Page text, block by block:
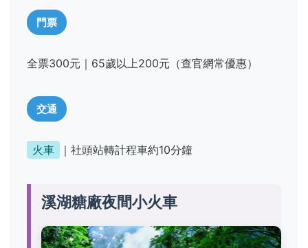
門票
全票300元｜65歲以上200元（查官網常優惠）
交通
火車 ｜社頭站轉計程車約10分鐘
溪湖糖廠夜間小火車